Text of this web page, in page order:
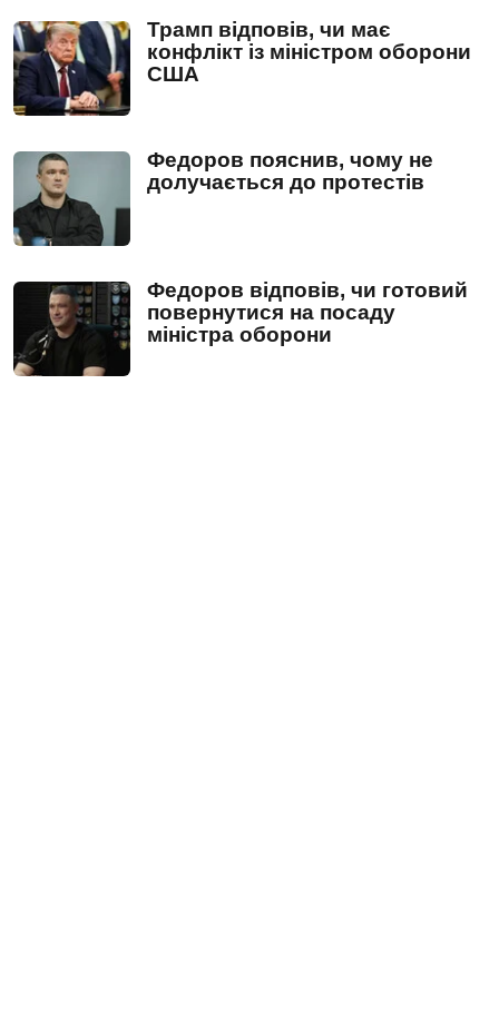
Трамп відповів, чи має
конфлікт із міністром оборони
США
Федоров пояснив, чому не
долучається до протестів
Федоров відповів, чи готовий
повернутися на посаду
міністра оборони